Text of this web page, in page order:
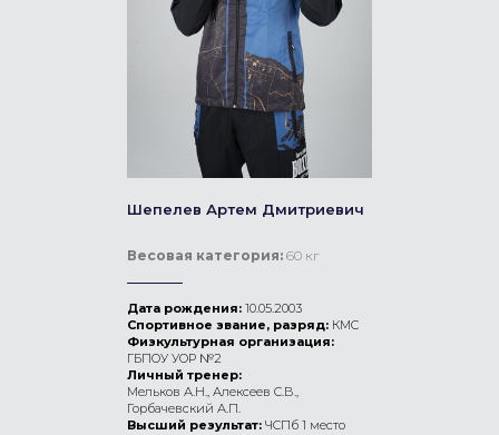
Шепелев Артем Дмитриевич
Весовая категория: 60 кг
Дата рождения: 10.05.2003
Спортивное звание, разряд: КМС
Физкультурная организация:
ГБПОУ УОР №2
Личный тренер:
Мельков А.Н., Алексеев С.В.,
Горбачевский А.П.
Высший результат: ЧСПб 1 место